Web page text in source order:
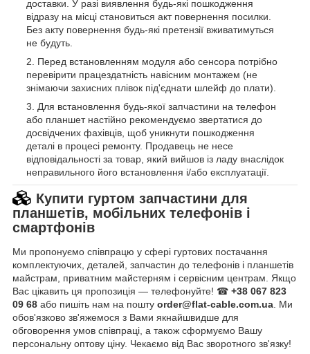
доставки. У разі виявлення будь-які пошкодження
відразу на місці становиться акт повернення посилки.
Без акту повернення будь-які претензії вживатимуться
не будуть.
Перед встановленням модуля або сенсора потрібно
перевірити працездатність навісним монтажем (не
знімаючи захисних плівок під'єднати шлейф до плати).
Для встановлення будь-якої запчастини на телефон
або планшет настійно рекомендуємо звертатися до
досвідчених фахівців, щоб уникнути пошкодження
деталі в процесі ремонту. Продавець не несе
відповідальності за товар, який вийшов із ладу внаслідок
неправильного його встановлення і/або експлуатації.
Купити гуртом запчастини для
планшетів, мобільних телефонів і
смартфонів
Ми пропонуємо співпрацю у сфері гуртових постачання
комплектуючих, деталей, запчастин до телефонів і планшетів
майстрам, приватним майстерням і сервісним центрам. Якщо
Вас цікавить ця пропозиція — телефонуйте! ☎ +38 067 823
09 68 або пишіть нам на пошту order@flat-cable.com.ua. Ми
обов'язково зв'яжемося з Вами якнайшвидше для
обговорення умов співпраці, а також сформуємо Вашу
персональну оптову ціну. Чекаємо від Вас зворотного зв'язку!